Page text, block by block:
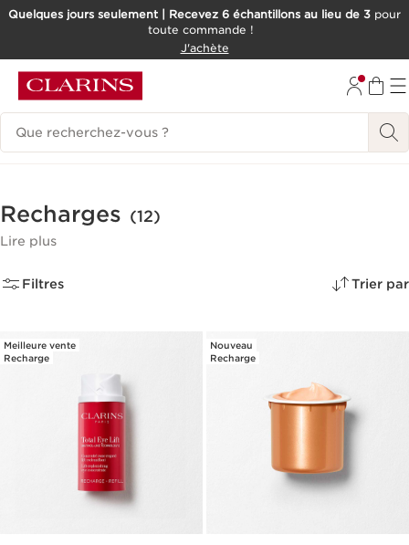
ALLER AU CONTENU
Quelques jours seulement | Recevez 6 échantillons au lieu de 3 pour
toute commande !
J'achète
Historique des recherches
Recharges (12)
Lire plus
Filtres Trier par
Meilleure vente
Recharge
Nouveau
Recharge